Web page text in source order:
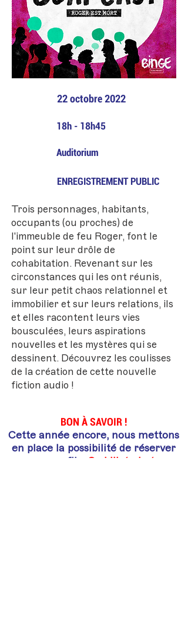
22 octobre 2022
18h - 18h45
Auditorium
ENREGISTREMENT PUBLIC
Trois personnages, habitants,
occupants (ou proches) de
l'immeuble de feu Roger, font le
point sur leur drôle de
cohabitation. Revenant sur les
circonstances qui les ont réunis,
sur leur petit chaos relationnel et
immobilier et sur leurs relations, ils
et elles racontent leurs vies
bousculées, leurs aspirations
nouvelles et les mystères qui se
dessinent. Découvrez les coulisses
de la création de cette nouvelle
fiction audio !
BON À SAVOIR !
Cette année encore, nous mettons
en place la possibilité de réserver
un coupe-file.
Ce billet n’est en